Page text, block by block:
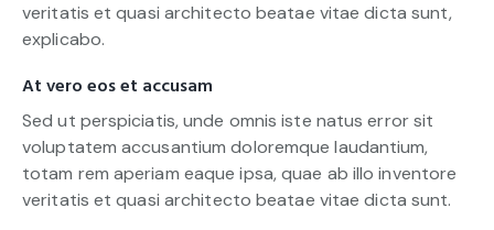
veritatis et quasi architecto beatae vitae dicta sunt,
explicabo.
At vero eos et accusam
Sed ut perspiciatis, unde omnis iste natus error sit
voluptatem accusantium doloremque laudantium,
totam rem aperiam eaque ipsa, quae ab illo inventore
veritatis et quasi architecto beatae vitae dicta sunt.